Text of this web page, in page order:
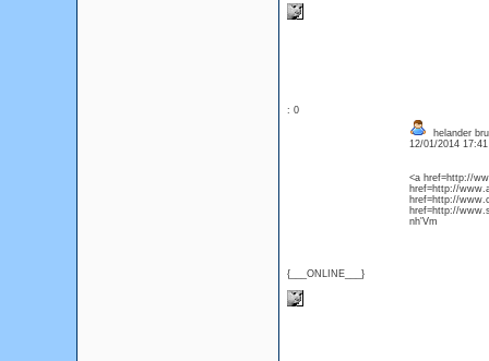
: 0
{___ONLINE___}
helander
12/01/2014
<a href=http://
href=http://
href=http://
href=http://
nh'Vm